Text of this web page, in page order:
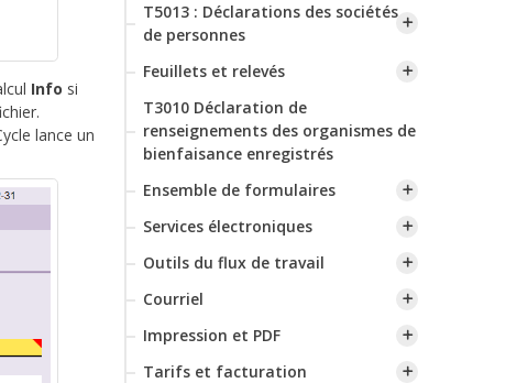
Info si
lance un
T5013 : Déclarations des sociétés
de personnes
Feuillets et relevés
T3010 Déclaration de
renseignements des organismes de
bienfaisance enregistrés
Ensemble de formulaires
Services électroniques
Outils du flux de travail
Courriel
Impression et PDF
Tarifs et facturation